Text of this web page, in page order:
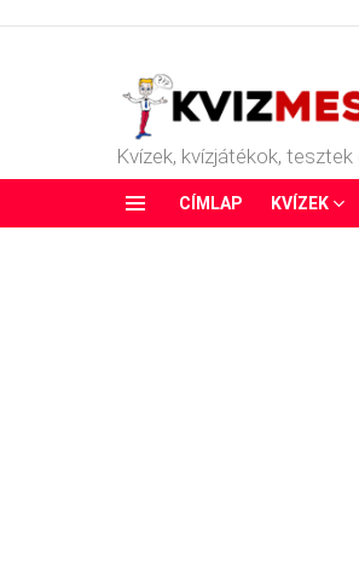
Kvízek, kvízjátékok,
CÍMLAP KVÍZEK